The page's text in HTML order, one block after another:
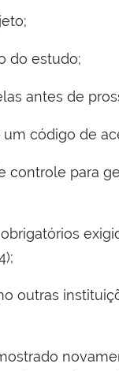
do estudo;
antes de
código de
para
outras